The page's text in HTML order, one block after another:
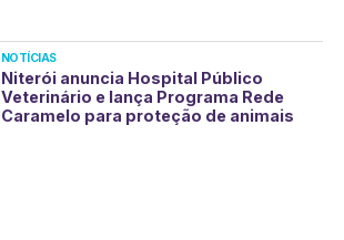
NOTÍCIAS
Niterói anuncia Hospital Público
Veterinário e lança Programa Rede
Caramelo para proteção de animais